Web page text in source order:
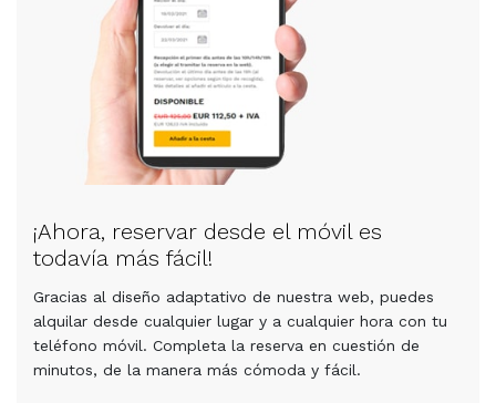
¡Ahora, reservar desde el móvil es
todavía más fácil!
Gracias al diseño adaptativo de nuestra web, puedes
alquilar desde cualquier lugar y a cualquier hora con tu
teléfono móvil. Completa la reserva en cuestión de
minutos, de la manera más cómoda y fácil.